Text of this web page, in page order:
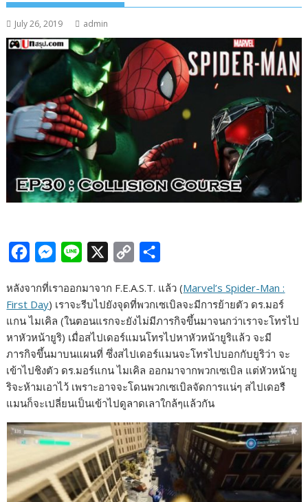
July 26, 2019 admin
c
e
b
o
o
k
M
s
e
n
g
e
n
p
y
L
i
n
a
e
หลังจากที่เราออกมาจาก F.E.A.S.T. แล้ว (Marvel’s Spider-Man :
First Day) เราจะรีบไปยังจุดที่พวกเซเบิลจะมีการย้ายตัว ดร.มอร์
แกน ไมเคิล (ในตอนแรกจะยังไม่มีภารกิจขึ้นมาจนกว่าเราจะโทรไป
หาหัวหน้ายูริ) เมื่อสไปเดอร์แมนโทรไปหาหัวหน้ายูริแล้ว จะมี
ภารกิจขึ้นมาบนแผนที่ ซึ่งสไปเดอร์แมนจะโทรไปบอกกับยูริว่า จะ
เข้าไปชิงตัว ดร.มอร์แกน ไมเคิล ออกมาจากพวกเซเบิล แต่หัวหน้ายู
ริจะห้ามเอาไว้ เพราะอาจจะโดนพวกเซเบิลจัดการแน่ๆ สไปเดอรื
แมนก็จะเปลี่ยนเป็นเข้าไปดูลาดเลาใกล้ๆแล้วกัน